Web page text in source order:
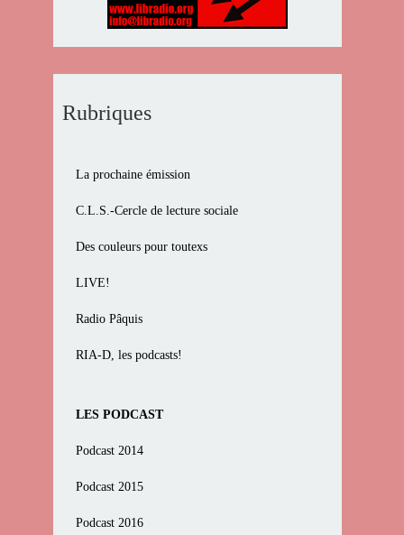
Rubriques
La prochaine émission
C.L.S.-Cercle de lecture sociale
Des couleurs pour toutexs
LIVE!
Radio Pâquis
RIA-D, les podcasts!
LES PODCAST
Podcast 2014
Podcast 2015
Podcast 2016